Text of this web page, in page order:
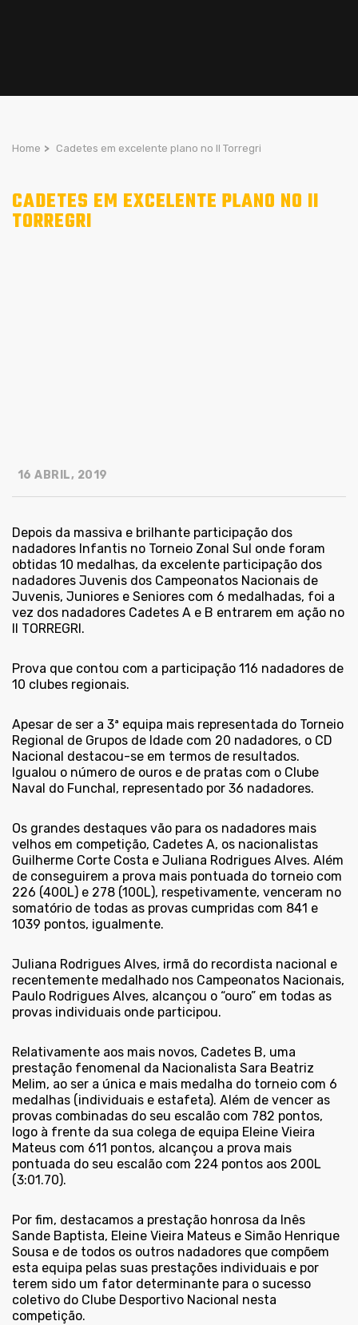
Home > Cadetes em excelente plano no II Torregri
CADETES EM EXCELENTE PLANO NO II
TORREGRI
16 ABRIL, 2019
Depois da massiva e brilhante participação dos
nadadores Infantis no Torneio Zonal Sul onde foram
obtidas 10 medalhas, da excelente participação dos
nadadores Juvenis dos Campeonatos Nacionais de
Juvenis, Juniores e Seniores com 6 medalhadas, foi a
vez dos nadadores Cadetes A e B entrarem em ação no
II TORREGRI.
Prova que contou com a participação 116 nadadores de
10 clubes regionais.
Apesar de ser a 3ª equipa mais representada do Torneio
Regional de Grupos de Idade com 20 nadadores, o CD
Nacional destacou-se em termos de resultados.
Igualou o número de ouros e de pratas com o Clube
Naval do Funchal, representado por 36 nadadores.
Os grandes destaques vão para os nadadores mais
velhos em competição, Cadetes A, os nacionalistas
Guilherme Corte Costa e Juliana Rodrigues Alves. Além
de conseguirem a prova mais pontuada do torneio com
226 (400L) e 278 (100L), respetivamente, venceram no
somatório de todas as provas cumpridas com 841 e
1039 pontos, igualmente.
Juliana Rodrigues Alves, irmã do recordista nacional e
recentemente medalhado nos Campeonatos Nacionais,
Paulo Rodrigues Alves, alcançou o “ouro” em todas as
provas individuais onde participou.
Relativamente aos mais novos, Cadetes B, uma
prestação fenomenal da Nacionalista Sara Beatriz
Melim, ao ser a única e mais medalha do torneio com 6
medalhas (individuais e estafeta). Além de vencer as
provas combinadas do seu escalão com 782 pontos,
logo à frente da sua colega de equipa Eleine Vieira
Mateus com 611 pontos, alcançou a prova mais
pontuada do seu escalão com 224 pontos aos 200L
(3:01.70).
Por fim, destacamos a prestação honrosa da Inês
Sande Baptista, Eleine Vieira Mateus e Simão Henrique
Sousa e de todos os outros nadadores que compõem
esta equipa pelas suas prestações individuais e por
terem sido um fator determinante para o sucesso
coletivo do Clube Desportivo Nacional nesta
competição.